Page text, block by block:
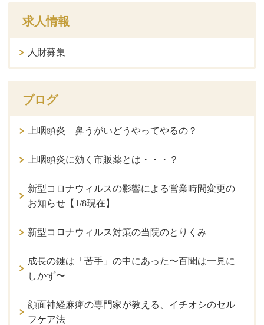
求人情報
人財募集
ブログ
上咽頭炎 鼻うがいどうやってやるの？
上咽頭炎に効く市販薬とは・・・？
新型コロナウィルスの影響による営業時間変更の
お知らせ【1/8現在】
新型コロナウィルス対策の当院のとりくみ
成長の鍵は「苦手」の中にあった〜百聞は一見に
しかず〜
顔面神経麻痺の専門家が教える、イチオシのセル
フケア法